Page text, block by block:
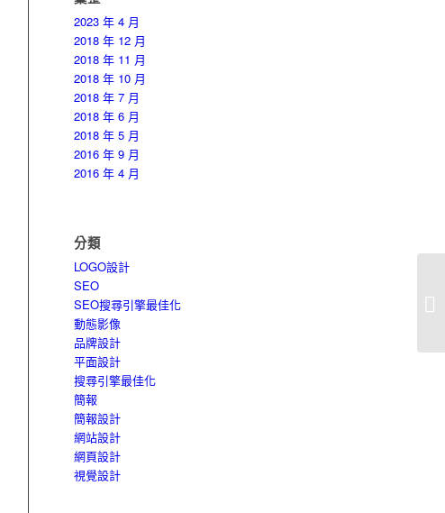
2023 年 4 月
2018 年 12 月
2018 年 11 月
2018 年 10 月
2018 年 7 月
2018 年 6 月
2018 年 5 月
2016 年 9 月
2016 年 4 月
分類
LOGO設計
SEO
SEO搜尋引擎最佳化
動態影像
品牌設計
平面設計
搜尋引擎最佳化
簡報
簡報設計
網站設計
網頁設計
視覺設計